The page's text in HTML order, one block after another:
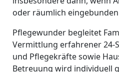
oder räumlich
Pflegewunder begleitet
Vermittlung erfahrener 24-
und Pflegekräfte sowie
Betreuung wird individuell